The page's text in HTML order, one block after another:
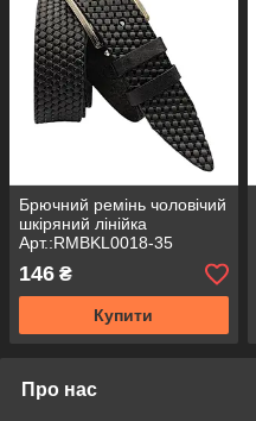
Брючний ремінь чоловічий
шкіряний лінійка
Арт.:RMBKL0018-35
146 ₴
Купити
Про нас